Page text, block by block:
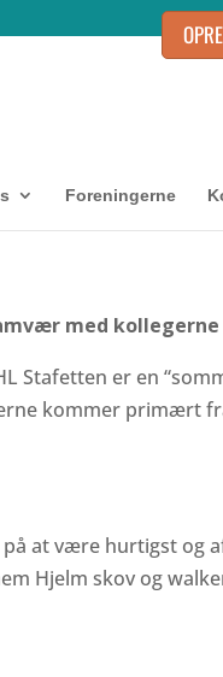
Foreningerne
med kollegerne
Stafetten er en
kommer primært
at være hurtigst og
Hjelm skov og